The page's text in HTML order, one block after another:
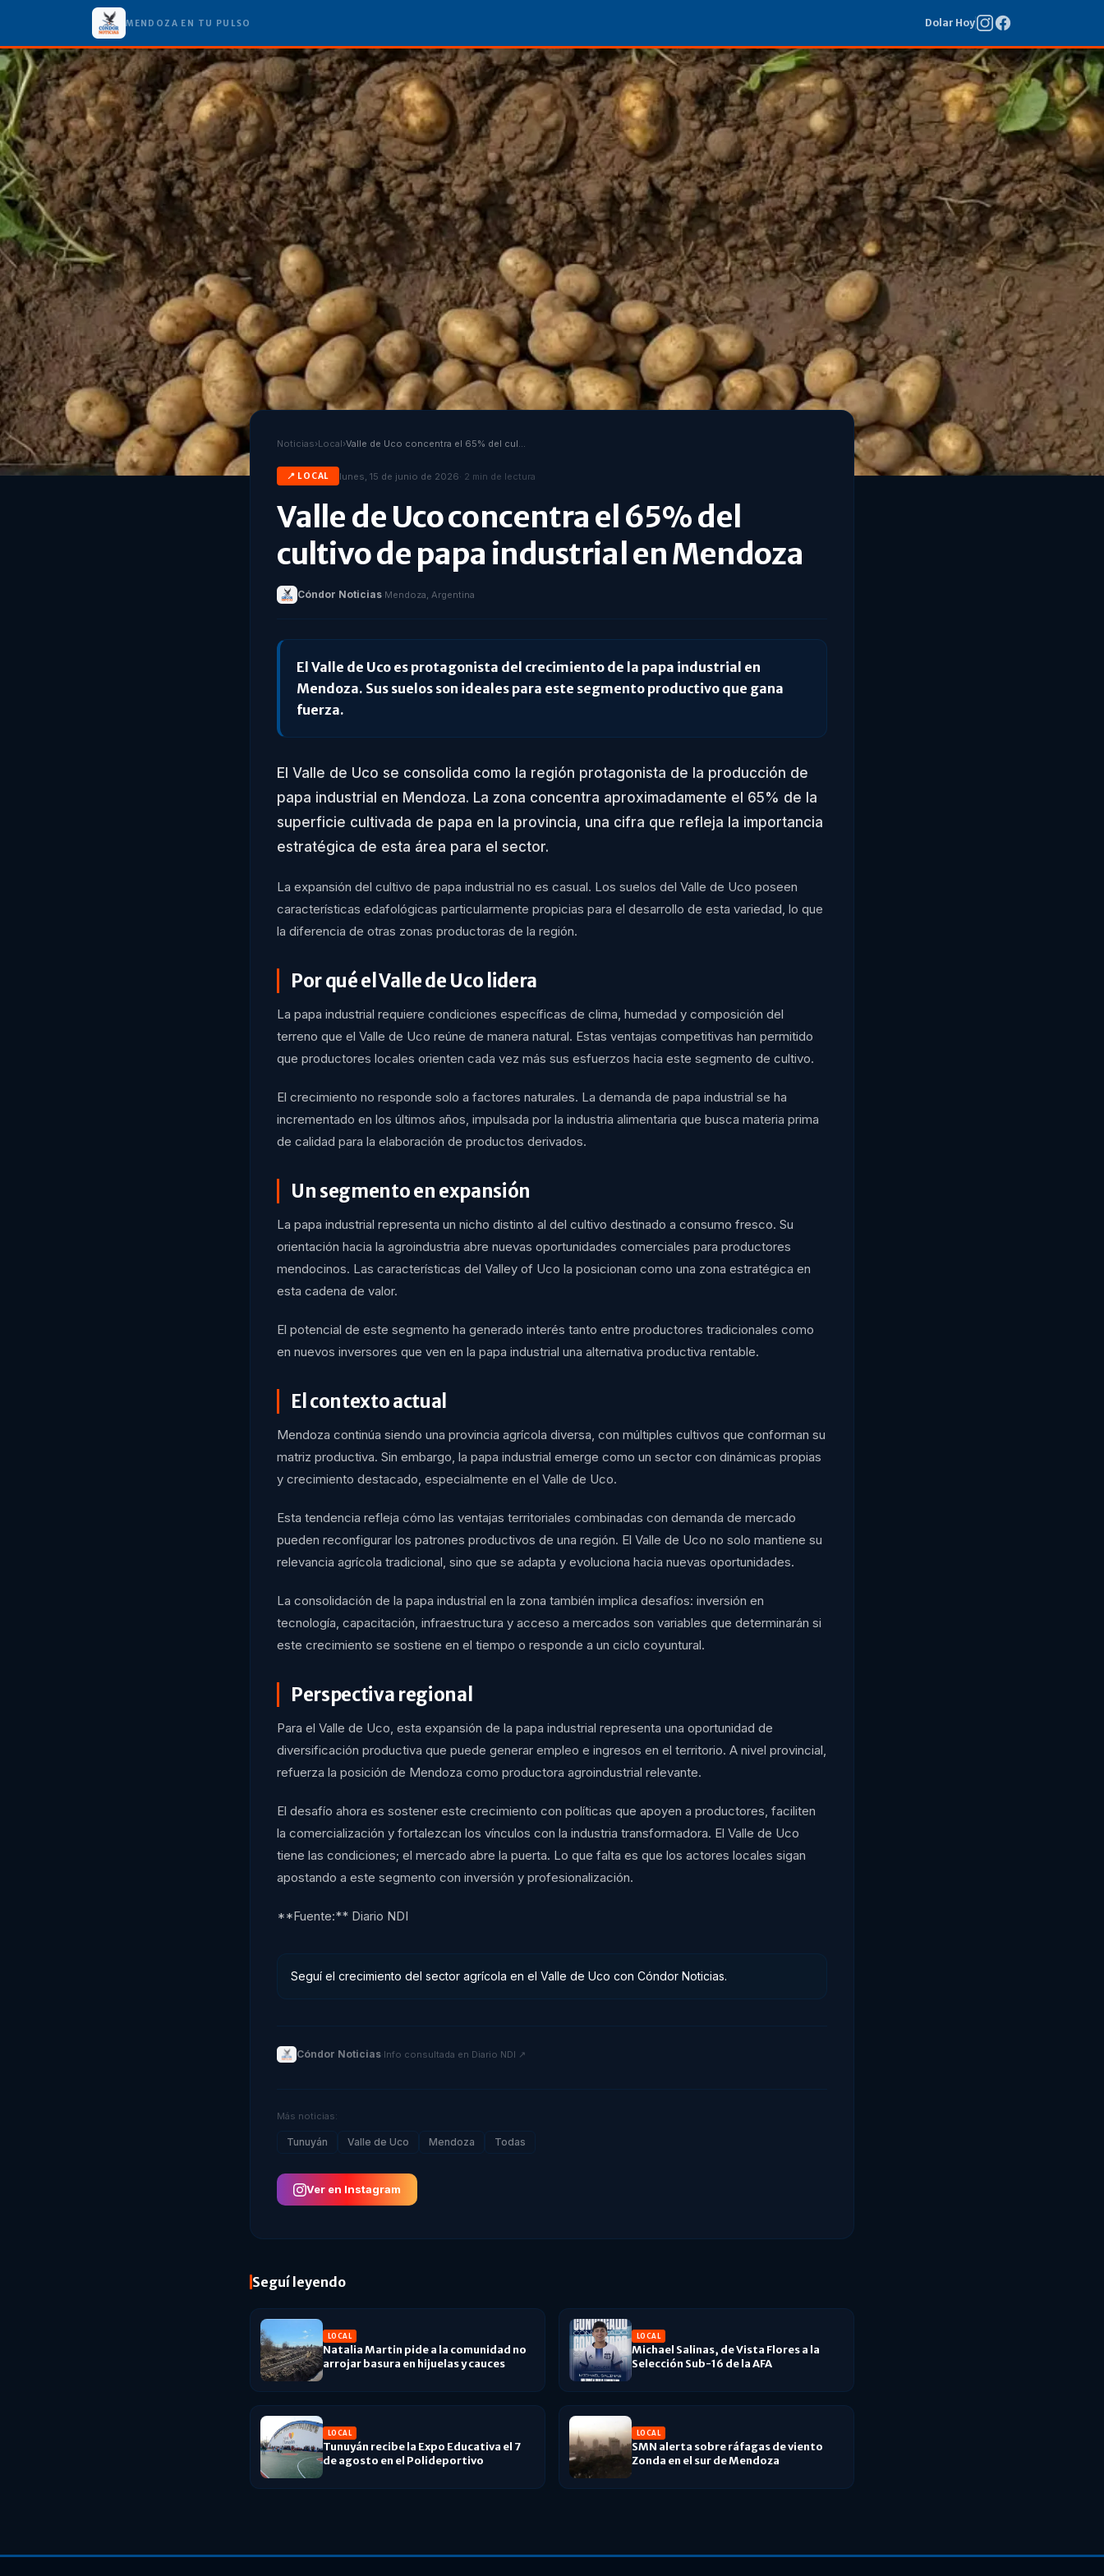
MENDOZA EN TU PULSO Dolar Hoy
Noticias›Local› Valle de Uco concentra el 65% del cultivo de papa industrial en Mendoza
📍 LOCAL lunes, 15 de junio de 2026· 2 min de lectura
Valle de Uco concentra el 65% del
cultivo de papa industrial en Mendoza
Cóndor Noticias·Mendoza, Argentina
El Valle de Uco es protagonista del crecimiento de la papa industrial en
Mendoza. Sus suelos son ideales para este segmento productivo que gana
fuerza.
El Valle de Uco se consolida como la región protagonista de la producción de
papa industrial en Mendoza. La zona concentra aproximadamente el 65% de la
superficie cultivada de papa en la provincia, una cifra que refleja la importancia
estratégica de esta área para el sector.
La expansión del cultivo de papa industrial no es casual. Los suelos del Valle de Uco poseen
características edafológicas particularmente propicias para el desarrollo de esta variedad, lo que
la diferencia de otras zonas productoras de la región.
Por qué el Valle de Uco lidera
La papa industrial requiere condiciones específicas de clima, humedad y composición del
terreno que el Valle de Uco reúne de manera natural. Estas ventajas competitivas han permitido
que productores locales orienten cada vez más sus esfuerzos hacia este segmento de cultivo.
El crecimiento no responde solo a factores naturales. La demanda de papa industrial se ha
incrementado en los últimos años, impulsada por la industria alimentaria que busca materia prima
de calidad para la elaboración de productos derivados.
Un segmento en expansión
La papa industrial representa un nicho distinto al del cultivo destinado a consumo fresco. Su
orientación hacia la agroindustria abre nuevas oportunidades comerciales para productores
mendocinos. Las características del Valley of Uco la posicionan como una zona estratégica en
esta cadena de valor.
El potencial de este segmento ha generado interés tanto entre productores tradicionales como
en nuevos inversores que ven en la papa industrial una alternativa productiva rentable.
El contexto actual
Mendoza continúa siendo una provincia agrícola diversa, con múltiples cultivos que conforman su
matriz productiva. Sin embargo, la papa industrial emerge como un sector con dinámicas propias
y crecimiento destacado, especialmente en el Valle de Uco.
Esta tendencia refleja cómo las ventajas territoriales combinadas con demanda de mercado
pueden reconfigurar los patrones productivos de una región. El Valle de Uco no solo mantiene su
relevancia agrícola tradicional, sino que se adapta y evoluciona hacia nuevas oportunidades.
La consolidación de la papa industrial en la zona también implica desafíos: inversión en
tecnología, capacitación, infraestructura y acceso a mercados son variables que determinarán si
este crecimiento se sostiene en el tiempo o responde a un ciclo coyuntural.
Perspectiva regional
Para el Valle de Uco, esta expansión de la papa industrial representa una oportunidad de
diversificación productiva que puede generar empleo e ingresos en el territorio. A nivel provincial,
refuerza la posición de Mendoza como productora agroindustrial relevante.
El desafío ahora es sostener este crecimiento con políticas que apoyen a productores, faciliten
la comercialización y fortalezcan los vínculos con la industria transformadora. El Valle de Uco
tiene las condiciones; el mercado abre la puerta. Lo que falta es que los actores locales sigan
apostando a este segmento con inversión y profesionalización.
**Fuente:** Diario NDI
Seguí el crecimiento del sector agrícola en el Valle de Uco con Cóndor Noticias.
Cóndor Noticias· Info consultada en Diario NDI ↗
Más noticias:
Tunuyán Valle de Uco Mendoza Todas
Ver en Instagram
Seguí leyendo
LOCAL
Natalia Martin pide a la comunidad no
arrojar basura en hijuelas y cauces
LOCAL
Michael Salinas, de Vista Flores a la
Selección Sub-16 de la AFA
LOCAL
Tunuyán recibe la Expo Educativa el 7
de agosto en el Polideportivo
LOCAL
SMN alerta sobre ráfagas de viento
Zonda en el sur de Mendoza